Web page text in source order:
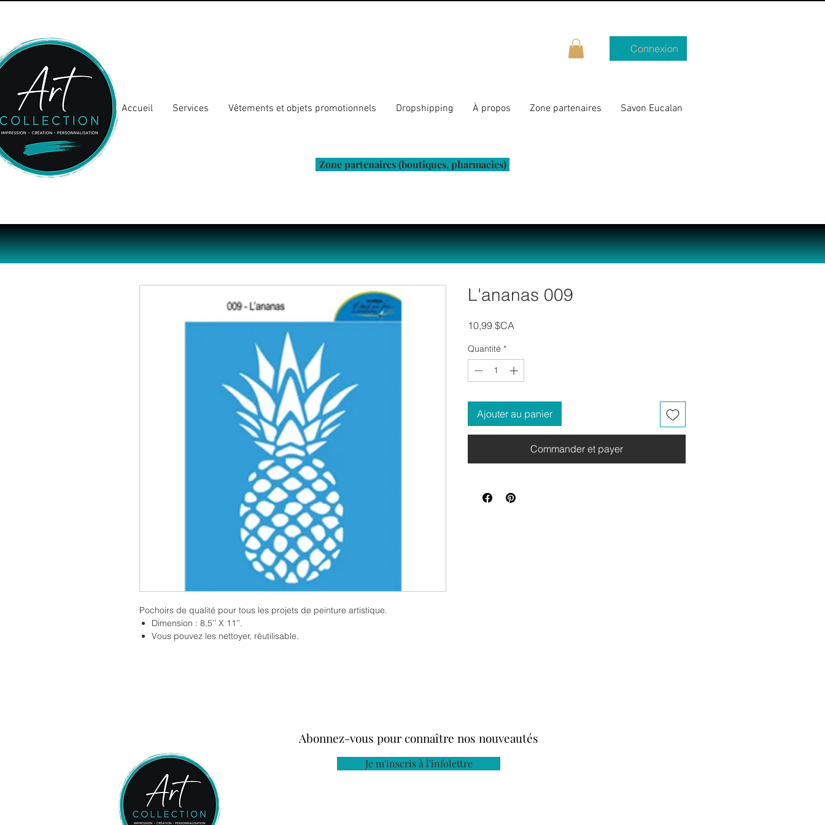
Connexion
Accueil Services Vêtements et objets promotionnels Dropshipping À propos Zone partenaires Savon Eucalan
Zone partenaires (boutiques, pharmacies)
Pochoirs de qualité pour tous les projets de peinture artistique.
Dimension : 8,5’’ X 11’’.
Vous pouvez les nettoyer, réutilisable.
L'ananas 009
10,99 $CA
Quantité *
Ajouter au panier
Commander et payer
Abonnez-vous pour connaître nos nouveautés
Je m'inscris à l'infolettre